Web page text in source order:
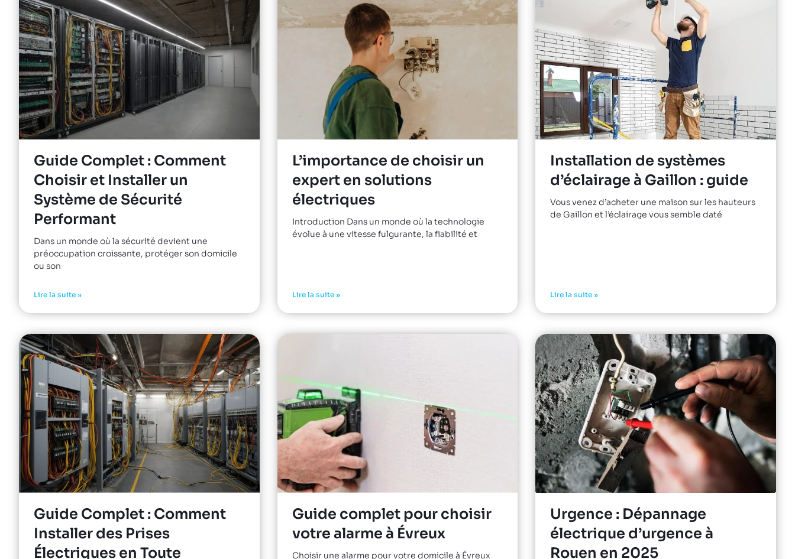
Guide Complet : Comment
Choisir et Installer un
Système de Sécurité
Performant
Dans un monde où la sécurité devient une
préoccupation croissante, protéger son domicile
ou son
Lire la suite »
L’importance de choisir un
expert en solutions
électriques
Introduction Dans un monde où la technologie
évolue à une vitesse fulgurante, la fiabilité et
Lire la suite »
Installation de systèmes
d’éclairage à Gaillon : guide
Vous venez d’acheter une maison sur les hauteurs
de Gaillon et l’éclairage vous semble daté
Lire la suite »
Guide Complet : Comment
Installer des Prises
Électriques en Toute
Guide complet pour choisir
votre alarme à Évreux
Choisir une alarme pour votre domicile à Évreux
Urgence : Dépannage
électrique d’urgence à
Rouen en 2025